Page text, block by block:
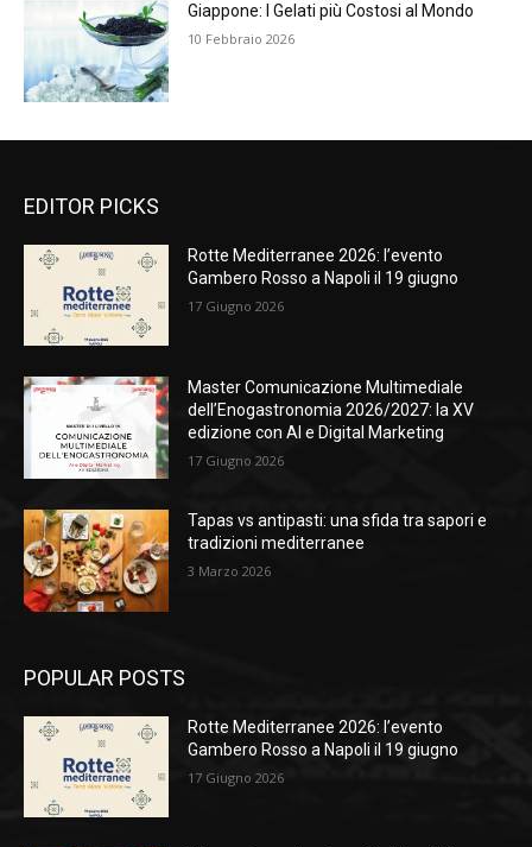
Giappone: I Gelati più Costosi al Mondo
10 Febbraio 2026
EDITOR PICKS
Rotte Mediterranee 2026: l’evento
Gambero Rosso a Napoli il 19 giugno
17 Giugno 2026
Master Comunicazione Multimediale
dell’Enogastronomia 2026/2027: la XV
edizione con AI e Digital Marketing
17 Giugno 2026
Tapas vs antipasti: una sfida tra sapori e
tradizioni mediterranee
3 Marzo 2026
POPULAR POSTS
Rotte Mediterranee 2026: l’evento
Gambero Rosso a Napoli il 19 giugno
17 Giugno 2026